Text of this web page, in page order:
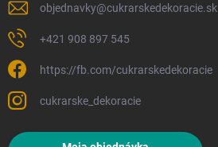
objednavky@cukrarskedekoracie.sk
+421 908 897 545
https://fb.com/cukrarskedekoracie
cukrarske_dekoracie